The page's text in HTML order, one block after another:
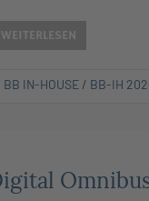
WEITERLESEN
BB IN-HOUSE / BB-IH